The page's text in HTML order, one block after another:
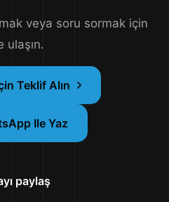
veya soru sormak için
ulaşın.
Teklif Alın
Ile Yaz
paylaş